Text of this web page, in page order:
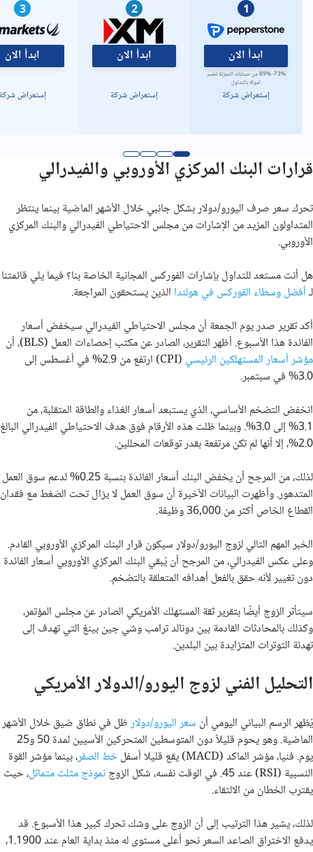
1
ابدأ الان
73%- 89% من حسابات التجزئة تخسر
اموالا بالتداول
إستعراض شركة
2
ابدأ الان
إستعراض شركة
3
ابدأ الان
إستعراض
قرارات البنك المركزي الأوروبي والفيدرالي
تحرك سعر صرف اليورو/دولار بشكل جانبي خلال الأشهر الماضية بينما ينتظر
المتداولون المزيد من الإشارات من مجلس الاحتياطي الفيدرالي والبنك المركزي
الأوروبي.
هل أنت مستعد للتداول بإشارات الفوركس المجانية الخاصة بنا؟ فيما يلي قائمتنا
لـأفضل وسطاء الفوركس في هولندا الذين يستحقون المراجعة.
أكد تقرير صدر يوم الجمعة أن مجلس الاحتياطي الفيدرالي سيخفض أسعار
الفائدة هذا الأسبوع. أظهر التقرير، الصادر عن مكتب إحصاءات العمل (BLS)، أن
مؤشر أسعار المستهلكين الرئيسي
(CPI) ارتفع من 2.9% في أغسطس إلى
3.0% في سبتمبر.
انخفض التضخم الأساسي، الذي يستبعد أسعار الغذاء والطاقة المتقلبة، من
3.1% إلى 3.0%. وبينما ظلت هذه الأرقام فوق هدف الاحتياطي الفيدرالي البالغ
2.0%، إلا أنها لم تكن مرتفعة بقدر توقعات المحللين.
لذلك، من المرجح أن يخفض البنك أسعار الفائدة بنسبة 0.25% لدعم سوق العمل
المتدهور. وأظهرت البيانات الأخيرة أن سوق العمل لا يزال تحت الضغط مع فقدان
القطاع الخاص أكثر من 36,000 وظيفة.
الخبر المهم التالي لزوج اليورو/دولار سيكون قرار البنك المركزي الأوروبي القادم.
وعلى عكس الفيدرالي، من المرجح أن يُبقي البنك المركزي الأوروبي أسعار الفائدة
دون تغيير لأنه حقق بالفعل أهدافه المتعلقة بالتضخم.
سيتأثر الزوج أيضًا بتقرير ثقة المستهلك الأمريكي الصادر عن مجلس المؤتمر،
وكذلك بالمحادثات القادمة بين دونالد ترامب وشي جين بينغ التي تهدف إلى
تهدئة التوترات المتزايدة بين البلدين.
التحليل الفني لزوج اليورو/الدولار الأمريكي
يُظهر الرسم البياني اليومي أن سعر اليورو/دولارظل في نطاق ضيق خلال الأشهر
الماضية. وهو يحوم قليلاً دون المتوسطين المتحركين الأسيين لمدة 50 و25
يوم. فنيا، مؤشر الماكد (MACD) يقع قليلا أسفل
خط الصفر، بينما مؤشر القوة
النسبية (RSI) عند 45. في الوقت نفسه، شكل الزوج
نموذج مثلث متماثل، حيث
يقترب الخطان من الالتقاء.
لذلك، يشير هذا الترتيب إلى أن الزوج على وشك تحرك كبير هذا الأسبوع. قد
يدفع الاختراق الصاعد السعر نحو أعلى مستوى له منذ بداية العام عند 1.1900،